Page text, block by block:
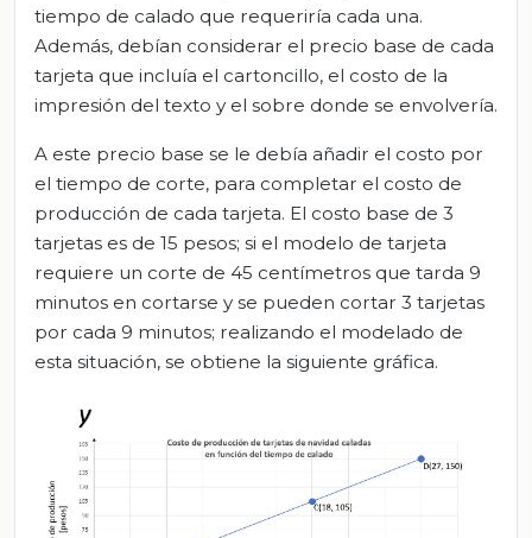
tiempo de calado que requeriría cada una.
Además, debían considerar el precio base de cada
tarjeta que incluía el cartoncillo, el costo de la
impresión del texto y el sobre donde se envolvería.
A este precio base se le debía añadir el costo por
el tiempo de corte, para completar el costo de
producción de cada tarjeta. El costo base de 3
tarjetas es de 15 pesos; si el modelo de tarjeta
requiere un corte de 45 centímetros que tarda 9
minutos en cortarse y se pueden cortar 3 tarjetas
por cada 9 minutos; realizando el modelado de
esta situación, se obtiene la siguiente gráfica.